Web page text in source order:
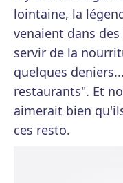
lointaine, la
venaient dans
servir de la
quelques
restaurants". Et
aimerait bien
ces resto.